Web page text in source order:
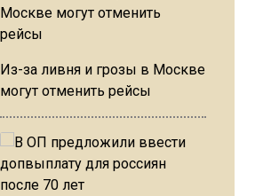
Из-за ливня и грозы в Москве
могут отменить рейсы